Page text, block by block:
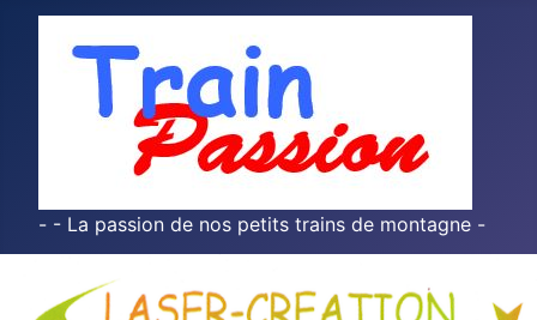
- - La passion de nos petits trains de montagne -